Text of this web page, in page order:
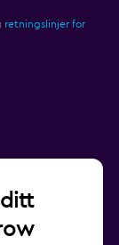
retningslinjer for